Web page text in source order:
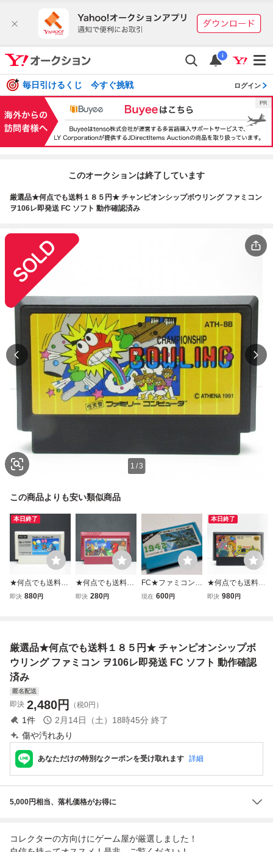
i
毎日引けるくじ 今すぐ挑戦 ログイン
このオークションは終了しています
厳選品★何点でも送料１８５円★ チャンピオンシップボウリング ファミコン
ヲ106レ即発送 FC ソフト 動作確認済み
1 /3
この商品よりも安い類似商品
本日終了
★何点でも送料１
８５円★ バルーン
済み
即決 880円
★何点でも送料１
８５円★ 忍者じゃ
即決 280円
FC★ファミコン★
1942★カプコン★
現在 600円
本日終了
★何点でも送料１
８５円★ パーフェ
即決 980円
厳選品★何点でも送料１８５円★ チャンピオンシップボ
ウリング ファミコン ヲ106レ即発送 FC ソフト 動作確認
済み
匿名配送
即決 2,480円 （税0円）
1件 2月14日（土）18時45分 終了
傷や汚れあり
あなただけの特別なクーポンを受け取れます 詳細
5,000円相当、落札価格がお得に
コレクターの方向けにゲーム屋が厳選しました！